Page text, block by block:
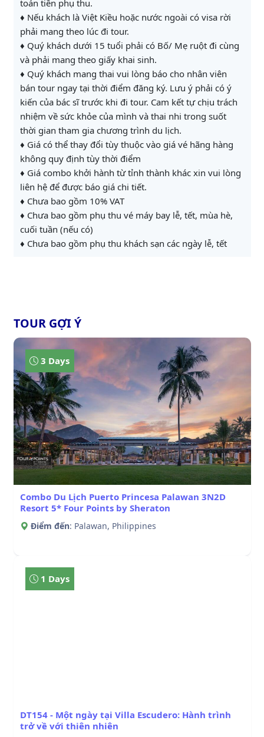
toán tiền phụ thu.
♦ Nếu khách là Việt Kiều hoặc nước ngoài có visa rời
phải mang theo lúc đi tour.
♦ Quý khách dưới 15 tuổi phải có Bố/ Mẹ ruột đi cùng
và phải mang theo giấy khai sinh.
♦ Quý khách mang thai vui lòng báo cho nhân viên
bán tour ngay tại thời điểm đăng ký. Lưu ý phải có ý
kiến của bác sĩ trước khi đi tour. Cam kết tự chịu trách
nhiệm về sức khỏe của mình và thai nhi trong suốt
thời gian tham gia chương trình du lịch.
♦ Giá có thể thay đổi tùy thuộc vào giá vé hãng hàng
không quy định tùy thời điểm
♦ Giá combo khởi hành từ tỉnh thành khác xin vui lòng
liên hệ để được báo giá chi tiết.
♦ Chưa bao gồm 10% VAT
♦ Chưa bao gồm phụ thu vé máy bay lễ, tết, mùa hè,
cuối tuần (nếu có)
♦ Chưa bao gồm phụ thu khách sạn các ngày lễ, tết
TOUR GỢI Ý
3 Days
Combo Du Lịch Puerto Princesa Palawan 3N2D
Resort 5* Four Points by Sheraton
Điểm đến: Palawan, Philippines
1 Days
DT154 - Một ngày tại Villa Escudero: Hành trình
trở về với thiên nhiên